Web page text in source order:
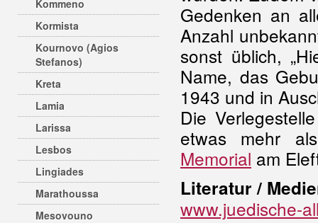
Kommeno
Kormista
Kournovo (Agios
Stefanos)
Kreta
Lamia
Larissa
Lesbos
Lingiades
Marathoussa
Mesovouno
Gedenken an
Anzahl
sonst üblich,
Name, das
1943 und in
Die
etwas mehr
Memorial am
Literatur /
www.juedische-